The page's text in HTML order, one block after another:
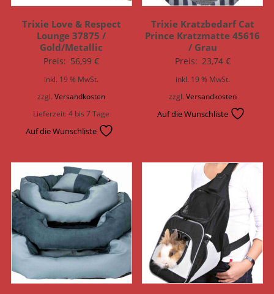
Trixie Love & Respect
Lounge 37875 /
Gold/Metallic
Preis: 56,99€
inkl. 19 % MwSt.
zzgl.Versandkosten
Lieferzeit:4 bis 7 Tage
Auf die Wunschliste
Trixie Kratzbedarf Cat
Prince Kratzmatte 45616
/ Grau
Preis: 23,74 €
inkl. 19 % MwSt.
zzgl. Versandkosten
Auf die Wunschliste